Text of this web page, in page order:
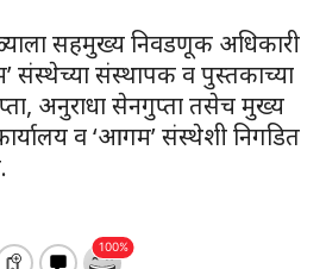
सहमुख्य निवडणूक अधिकारी
संस्थेच्या संस्थापक व पुस्तकाच्या
अनुराधा सेनगुप्ता तसेच मुख्य
व ‘आगम’ संस्थेशी निगडित